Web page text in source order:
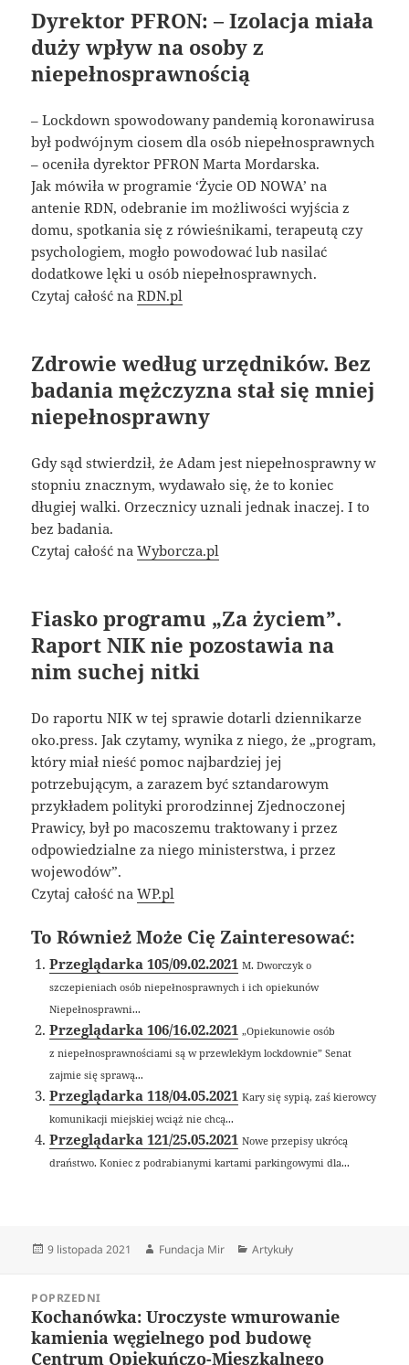
Dyrektor PFRON: – Izolacja miała
duży wpływ na osoby z
niepełnosprawnością
– Lockdown spowodowany pandemią koronawirusa
był podwójnym ciosem dla osób niepełnosprawnych
– oceniła dyrektor PFRON Marta Mordarska.
Jak mówiła w programie ‘Życie OD NOWA’ na
antenie RDN, odebranie im możliwości wyjścia z
domu, spotkania się z rówieśnikami, terapeutą czy
psychologiem, mogło powodować lub nasilać
dodatkowe lęki u osób niepełnosprawnych.
Czytaj całość naRDN.pl
Zdrowie według urzędników. Bez
badania mężczyzna stał się mniej
niepełnosprawny
Gdy sąd stwierdził, że Adam jest niepełnosprawny w
stopniu znacznym, wydawało się, że to koniec
długiej walki. Orzecznicy uznali jednak inaczej. I to
bez badania.
Czytaj całość naWyborcza.pl
Fiasko programu „Za życiem”.
Raport NIK nie pozostawia na
nim suchej nitki
Do raportu NIK w tej sprawie dotarli dziennikarze
oko.press. Jak czytamy, wynika z niego, że „program,
który miał nieść pomoc najbardziej jej
potrzebującym, a zarazem być sztandarowym
przykładem polityki prorodzinnej Zjednoczonej
Prawicy, był po macoszemu traktowany i przez
odpowiedzialne za niego ministerstwa, i przez
wojewodów”.
Czytaj całość naWP.pl
To Również Może Cię Zainteresować:
Przeglądarka 105/09.02.2021 M. Dworczyk o
szczepieniach osób niepełnosprawnych i ich opiekunów
Niepełnosprawni...
Przeglądarka 106/16.02.2021 „Opiekunowie osób
z niepełnosprawnościami są w przewlekłym lockdownie” Senat
zajmie się sprawą...
Przeglądarka 118/04.05.2021 Kary się sypią, zaś kierowcy
komunikacji miejskiej wciąż nie chcą...
Przeglądarka 121/25.05.2021 Nowe przepisy ukrócą
draństwo. Koniec z podrabianymi kartami parkingowymi dla...
Data
9 listopada 2021 Autor
Fundacja Mir Kategorie
Artykuły
wpisuPOPRZEDNI
Poprzedni
wpis:
Kochanówka: Uroczyste wmurowanie
kamienia węgielnego pod budowę
Centrum Opiekuńczo-Mieszkalnego